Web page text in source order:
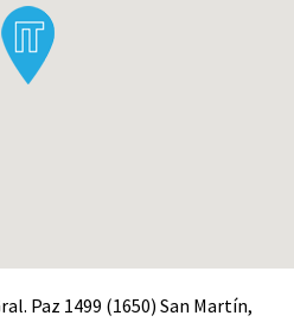
Paz 1499 (1650) San Martín,